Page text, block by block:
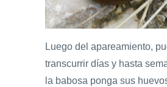
Luego del apareamiento,
transcurrir días y hasta
la babosa ponga sus